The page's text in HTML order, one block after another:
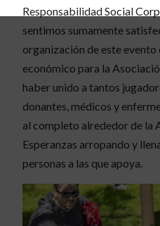
Responsabilidad Social
sentimos sumamente
organización de este
económico para la
haber unido a tantos
donantes, médicos y
al completo alrededor de la
Esperanzas arropando y
personas a las que apoya.